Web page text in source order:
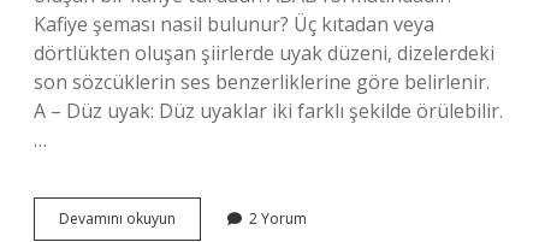
Kafiye şeması nasil bulunur? Üç kıtadan veya
dörtlükten oluşan şiirlerde uyak düzeni, dizelerdeki
son sözcüklerin ses benzerliklerine göre belirlenir.
A – Düz uyak: Düz uyaklar iki farklı şekilde örülebilir.
…
Devamını okuyun 2 Yorum